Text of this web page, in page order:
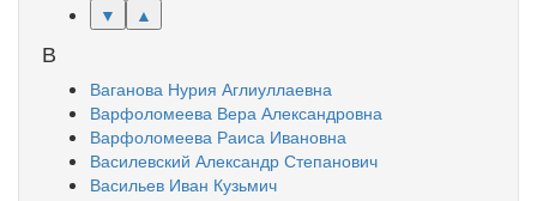
▼
▲
В
Ваганова Нурия Аглиуллаевна
Варфоломеева Вера Александровна
Варфоломеева Раиса Ивановна
Василевский Александр Степанович
Васильев Иван Кузьмич